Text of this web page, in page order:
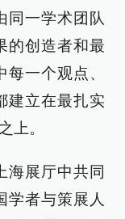
同一学术团队
的创造者和最
一个观点、
建立在最扎实
上。
海展厅中共同
学者与策展人